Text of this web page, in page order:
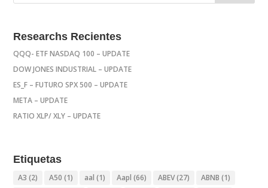
Researchs Recientes
QQQ- ETF NASDAQ 100 – UPDATE
DOW JONES INDUSTRIAL – UPDATE
ES_F – FUTURO SPX 500 – UPDATE
META – UPDATE
RATIO XLP/ XLY – UPDATE
Etiquetas
A3 (2) A50 (1) aal (1) Aapl (66) ABEV(27) ABNB (1)